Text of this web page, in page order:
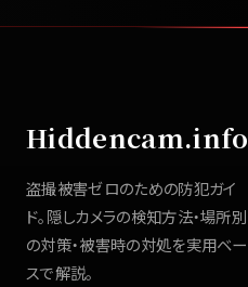
Hiddencam.info
盗撮被害ゼロのための防犯ガイ
ド。隠しカメラの検知方法・場所別
の対策・被害時の対処を実用ベー
スで解説。